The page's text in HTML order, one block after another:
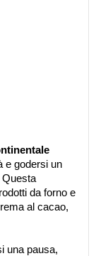
e godersi un
Questa
da forno e
al cacao,
una pausa,